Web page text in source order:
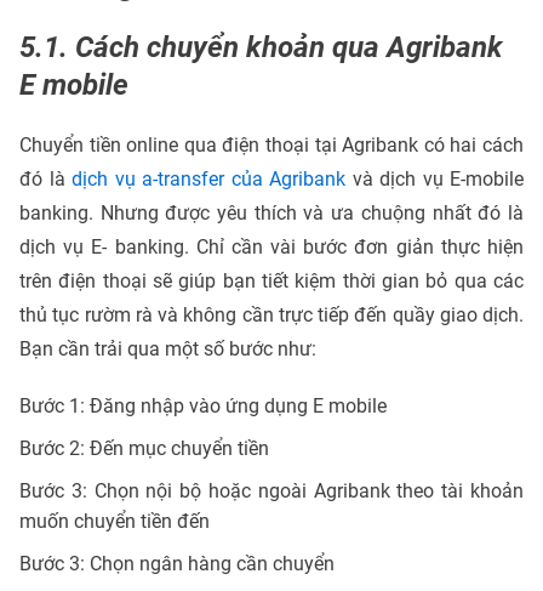
5.1. Cách chuyển khoản qua Agribank
E mobile
Chuyển tiền online qua điện thoại tại Agribank có hai cách
đó là dịch vụ a-transfer của Agribank và dịch vụ E-mobile
banking. Nhưng được yêu thích và ưa chuộng nhất đó là
dịch vụ E- banking. Chỉ cần vài bước đơn giản thực hiện
trên điện thoại sẽ giúp bạn tiết kiệm thời gian bỏ qua các
thủ tục rườm rà và không cần trực tiếp đến quầy giao dịch.
Bạn cần trải qua một số bước như:
Bước 1: Đăng nhập vào ứng dụng E mobile
Bước 2: Đến mục chuyển tiền
Bước 3: Chọn nội bộ hoặc ngoài Agribank theo tài khoản
muốn chuyển tiền đến
Bước 3: Chọn ngân hàng cần chuyển